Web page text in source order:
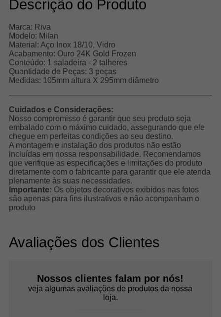
Descrição do Produto
Marca: Riva
Modelo: Milan
Material: Aço Inox 18/10, Vidro
Acabamento: Ouro 24K Gold Frozen
Conteúdo: 1 saladeira - 2 talheres
Quantidade de Peças: 3 peças
Medidas: 105mm altura X 295mm diâmetro
Cuidados e Considerações:
Nosso compromisso é garantir que seu produto seja
embalado com o máximo cuidado, assegurando que ele
chegue em perfeitas condições ao seu destino.
A montagem e instalação dos produtos não estão
incluídas em nossa responsabilidade. Recomendamos
que verifique as especificações e limitações do produto
diretamente com o fabricante para garantir que ele atenda
plenamente às suas necessidades.
Importante: Os objetos decorativos exibidos nas fotos
são apenas para fins ilustrativos e não acompanham o
produto
Avaliações dos Clientes
Nossos clientes falam por nós!
veja algumas avaliações de produtos da nossa
loja.